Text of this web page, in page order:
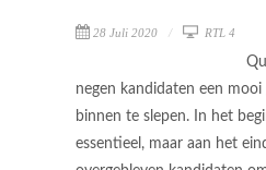
28 Juli 2020 RTL 4
negen kandidaten een
binnen te slepen. In het
essentieel, maar aan het